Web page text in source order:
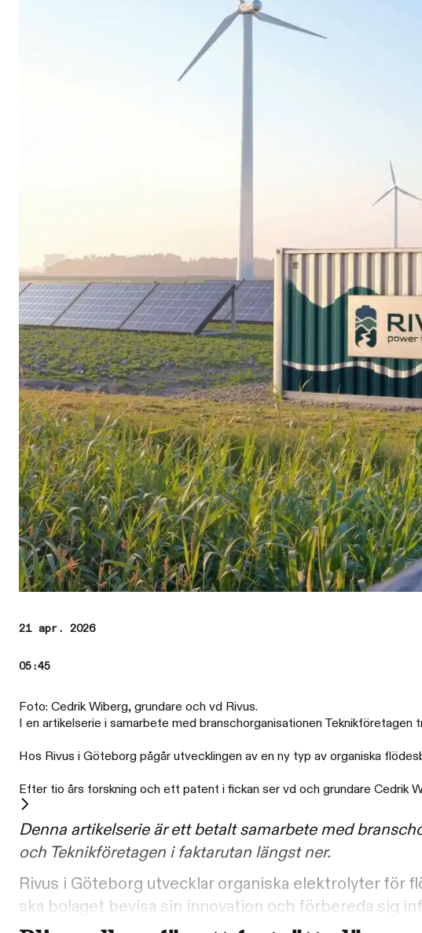
21 apr. 2026
05:45
Foto: Cedrik Wiberg, grundare och vd Rivus.
I en artikelserie i samarbete med branschorganisationen
Hos Rivus i Göteborg pågår utvecklingen av en ny typ av organiska
Efter tio års forskning och ett patent i fickan ser vd och grundare Cedrik
Denna artikelserie är ett betalt samarbete med
och Teknikföretagen i faktarutan längst ner.
Rivus i Göteborg utvecklar organiska elektrolyter för
ska bolaget bevisa sin innovation och förbereda sig